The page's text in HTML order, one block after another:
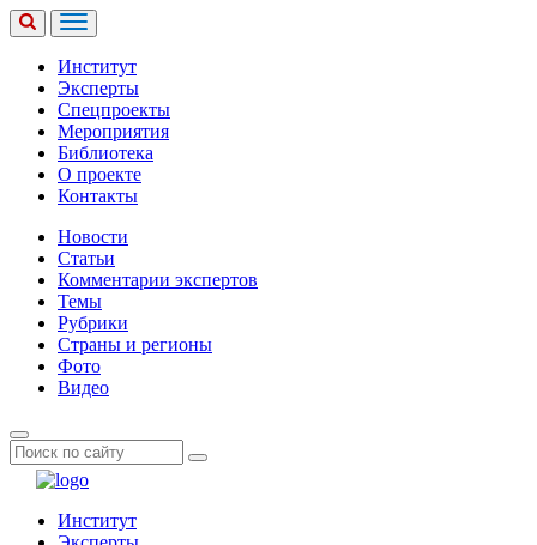
Институт
Эксперты
Спецпроекты
Мероприятия
Библиотека
О проекте
Контакты
Новости
Статьи
Комментарии экспертов
Темы
Рубрики
Страны и регионы
Фото
Видео
Институт